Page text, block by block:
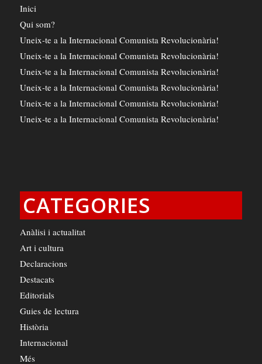
Inici
Qui som?
Uneix-te a la Internacional Comunista Revolucionària!
Uneix-te a la Internacional Comunista Revolucionària!
Uneix-te a la Internacional Comunista Revolucionària!
Uneix-te a la Internacional Comunista Revolucionària!
Uneix-te a la Internacional Comunista Revolucionària!
Uneix-te a la Internacional Comunista Revolucionària!
CATEGORIES
Anàlisi i actualitat
Art i cultura
Declaracions
Destacats
Editorials
Guies de lectura
Història
Internacional
Més